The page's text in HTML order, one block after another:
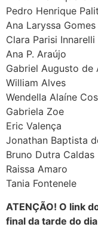
Pedro Henrique
Ana Laryssa
Clara Parisi Innarelli
Ana P. Araújo
Gabriel Augusto de
William Alves
Wendella Alaíne
Gabriela Zoe
Eric Valença
Jonathan Baptista
Bruno Dutra Caldas
Raissa Amaro
Tania Fontenele
ATENÇÃO! O link
final da tarde do